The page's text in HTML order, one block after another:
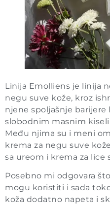
Linija Emolliens je linija
negu suve kože, kroz
njene spoljašnje
slobodnim masnim
Među njima su i meni
krema za negu suve
sa ureom i krema za lice
Posebno mi odgovara
mogu koristiti i sada
koža dodatno napeta i